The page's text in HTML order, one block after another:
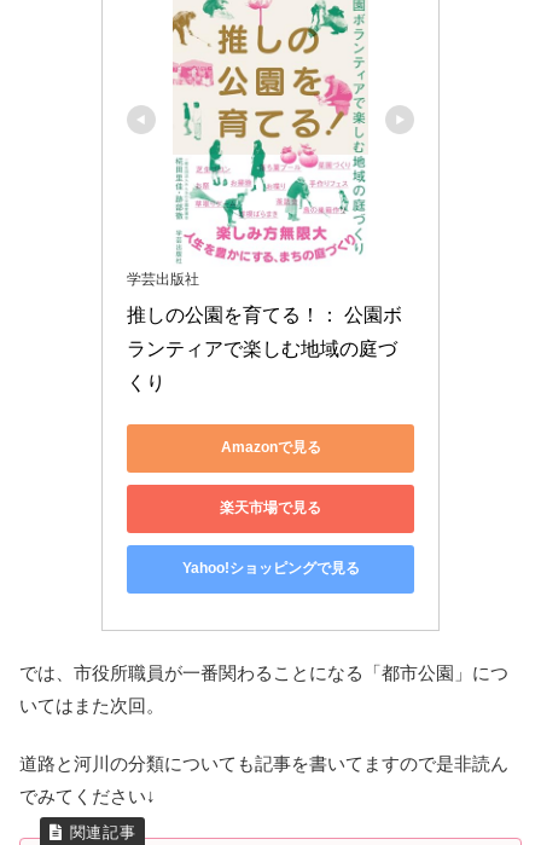
学芸出版社
推しの公園を育てる！： 公園ボ
ランティアで楽しむ地域の庭づ
くり
Amazonで見る
楽天市場で見る
Yahoo!ショッピングで見る
では、市役所職員が一番関わることになる「都市公園」につ
いてはまた次回。
道路と河川の分類についても記事を書いてますので是非読ん
でみてください↓